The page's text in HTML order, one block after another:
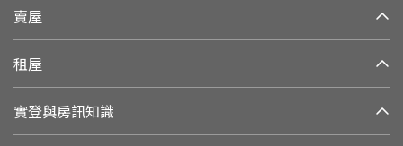
賣屋
租屋
實登與房訊知識